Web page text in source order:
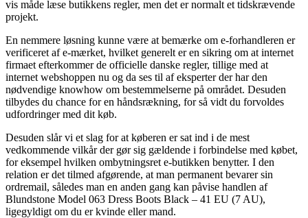
vis måde læse butikkens regler, men det er normalt et tidskrævende
projekt.
En nemmere løsning kunne være at bemærke om e-forhandleren er
verificeret af e-mærket, hvilket generelt er en sikring om at internet
firmaet efterkommer de officielle danske regler, tillige med at
internet webshoppen nu og da ses til af eksperter der har den
nødvendige knowhow om bestemmelserne på området. Desuden
tilbydes du chance for en håndsrækning, for så vidt du forvoldes
udfordringer med dit køb.
Desuden slår vi et slag for at køberen er sat ind i de mest
vedkommende vilkår der gør sig gældende i forbindelse med købet,
for eksempel hvilken ombytningsret e-butikken benytter. I den
relation er det tilmed afgørende, at man permanent bevarer sin
ordremail, således man en anden gang kan påvise handlen af
Blundstone Model 063 Dress Boots Black – 41 EU (7 AU),
ligegyldigt om du er kvinde eller mand.